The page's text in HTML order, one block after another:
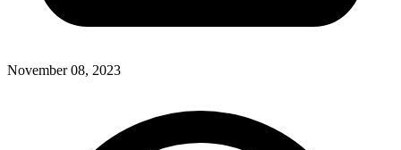
November 08, 2023